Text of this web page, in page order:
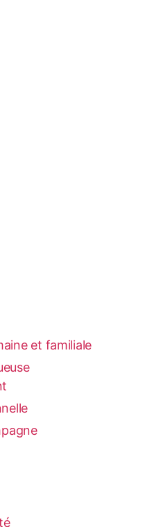
et familiale